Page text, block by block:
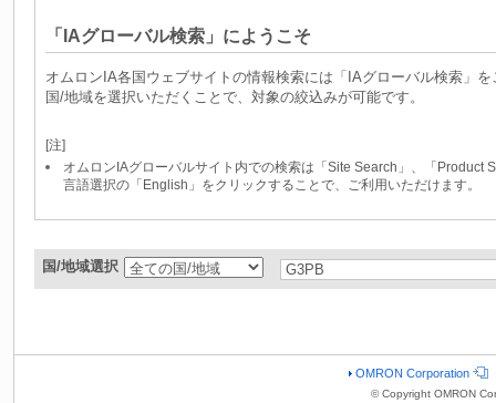
「IAグローバル検索」にようこそ
オムロンIA各国ウェブサイトの情報検索には「IAグローバル検索」
国/地域を選択いただくことで、対象の絞込みが可能です。
[注]
オムロンIAグローバルサイト内での検索は「Site Search」、「Product
言語選択の「English」をクリックすることで、ご利用いただけます。
国/地域選択
OMRON Corporation
© Copyright OMRON